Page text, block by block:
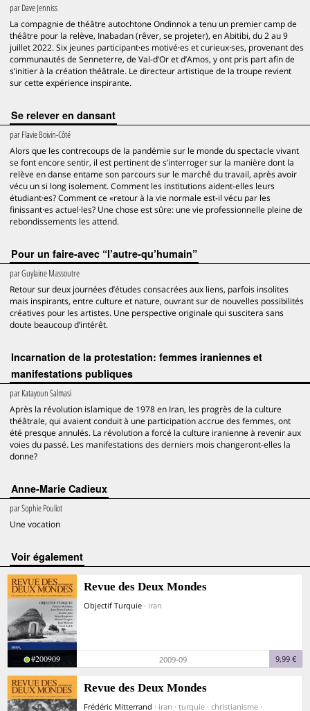
parDave Jenniss
La compagnie de théâtre autochtone Ondinnok a tenu un premier camp de
théâtre pour la relève, Inabadan (rêver, se projeter), en Abitibi, du 2 au 9
juillet 2022. Six jeunes participant·es motivé·es et curieux·ses, provenant des
communautés de Senneterre, de Val-d’Or et d’Amos, y ont pris part afin de
s’initier à la création théâtrale. Le directeur artistique de la troupe revient
sur cette expérience inspirante.
Se relever en dansant
parFlavie Boivin-Côté
Alors que les contrecoups de la pandémie sur le monde du spectacle vivant
se font encore sentir, il est pertinent de s’interroger sur la manière dont la
relève en danse entame son parcours sur le marché du travail, après avoir
vécu un si long isolement. Comment les institutions aident-elles leurs
étudiant·es? Comment ce «retour à la vie normale est-il vécu par les
finissant·es actuel·les? Une chose est sûre: une vie professionnelle pleine de
rebondissements les attend.
Pour un faire-avec “l’autre-qu’humain”
parGuylaine Massoutre
Retour sur deux journées d’études consacrées aux liens, parfois insolites
mais inspirants, entre culture et nature, ouvrant sur de nouvelles possibilités
créatives pour les artistes. Une perspective originale qui suscitera sans
doute beaucoup d’intérêt.
Incarnation de la protestation: femmes iraniennes et
manifestations publiques
parKatayoun Salmasi
Après la révolution islamique de 1978 en Iran, les progrès de la culture
théâtrale, qui avaient conduit à une participation accrue des femmes, ont
été presque annulés. La révolution a forcé la culture iranienne à revenir aux
voies du passé. Les manifestations des derniers mois changeront-elles la
donne?
Anne-Marie Cadieux
parSophie Pouliot
Une vocation
voir également
Revue des Deux Mondes
Objectif Turquie · iran
#200909 2009-09 9,99 €
Revue des Deux Mondes
Frédéric Mitterrand · iran · turquie · christianisme ·